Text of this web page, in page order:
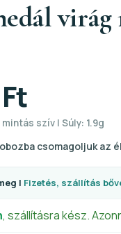
szív | Súly: 1.9g
csomagoljuk az
| Fizetés, szállítás
, szállításra kész.